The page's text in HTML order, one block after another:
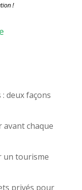
!
deux façons
avant chaque
un tourisme
privés pour